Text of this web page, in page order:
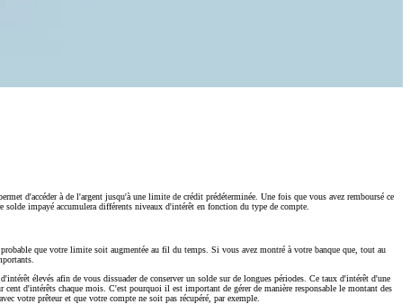
d'accéder à de l'argent jusqu'à une limite de crédit prédéterminée. Une fois que vous avez remboursé ce
solde impayé accumulera différents niveaux d'intérêt en fonction du type de compte.
que votre limite soit augmentée au fil du temps. Si vous avez montré à votre banque que, tout au
élevés afin de vous dissuader de conserver un solde sur de longues périodes. Ce taux d'intérêt d'une
d'intérêts chaque mois. C'est pourquoi il est important de gérer de manière responsable le montant des
votre prêteur et que votre compte ne soit pas récupéré, par exemple.